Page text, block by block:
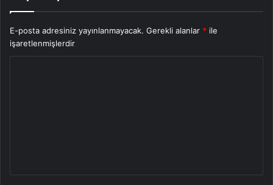
E-posta adresiniz yayınlanmayacak. Gerekli alanlar * ile
işaretlenmişlerdir